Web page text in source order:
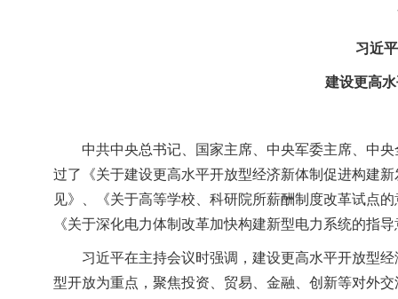
习近
建设更高
中共中央总书记、国家主席、中央军委主席、中
过了《关于建设更高水平开放型经济新体制促进构建
见》、《关于高等学校、科研院所薪酬制度改革试点
《关于深化电力体制改革加快构建新型电力系统的指
习近平在主持会议时强调，建设更高水平开放型
型开放为重点，聚焦投资、贸易、金融、创新等对外